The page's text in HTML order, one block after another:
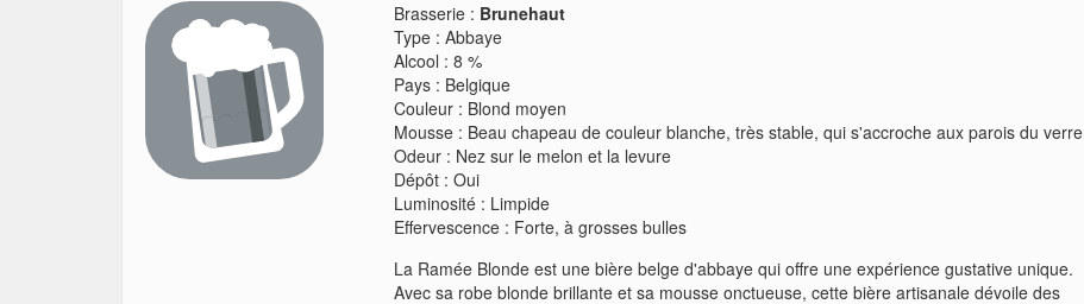
Brasserie : Brunehaut
Type :Abbaye
Alcool :8 %
Pays : Belgique
Couleur : Blond moyen
Mousse : Beau chapeau de couleur blanche, très stable, qui s'accroche aux parois du verre
Odeur : Nez sur le melon et la levure
Dépôt :Oui
Luminosité : Limpide
Effervescence : Forte, à grosses bulles
La Ramée Blonde est une bière belge d'abbaye qui offre une expérience gustative unique.
Avec sa robe blonde brillante et sa mousse onctueuse, cette bière artisanale dévoile des